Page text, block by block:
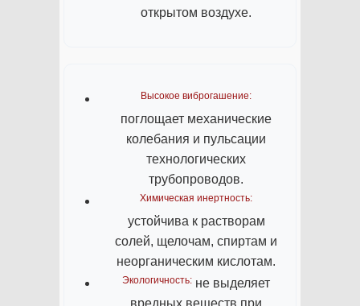
открытом воздухе.
Высокое виброгашение:
поглощает механические
колебания и пульсации
технологических
трубопроводов.
Химическая инертность:
устойчива к растворам
солей, щелочам, спиртам и
неорганическим кислотам.
Экологичность: не выделяет
вредных веществ при